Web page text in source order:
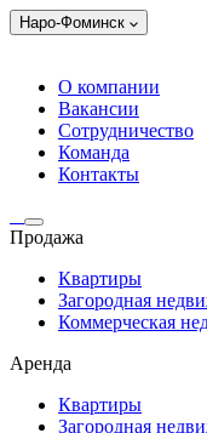
Наро-Фоминск
О компании
Вакансии
Сотрудничество
Команда
Контакты
Продажа
Квартиры
Загородная
Коммерческая
Аренда
Квартиры
Загородная